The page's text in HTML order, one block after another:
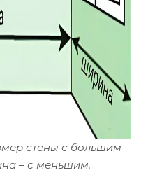
стены с большим
– с меньшим.